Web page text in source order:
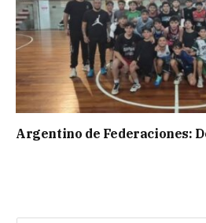
Argentino de Federaciones: